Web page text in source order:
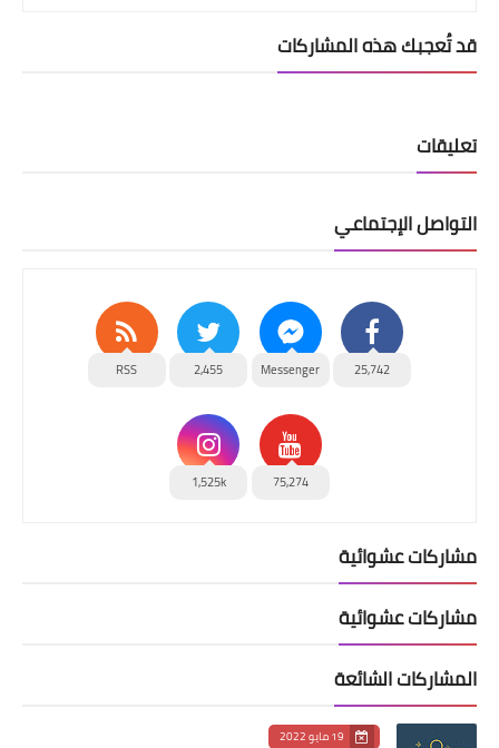
قد تُعجبك هذه المشاركات
تعليقات
التواصل الإجتماعي
25,742
Messenger
2,455
RSS
75,274
1,525k
مشاركات عشوائية
مشاركات عشوائية
المشاركات الشائعة
19 مايو 2022